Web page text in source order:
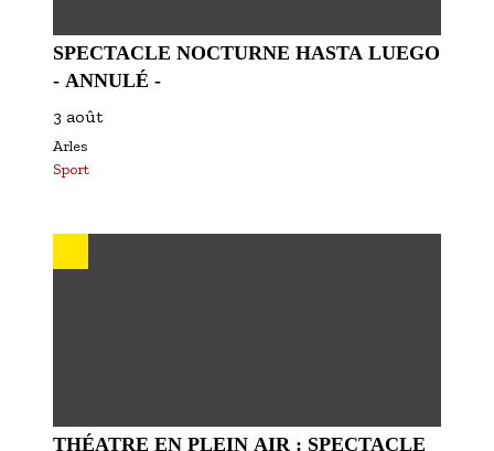
SPECTACLE NOCTURNE HASTA LUEGO
- ANNULÉ -
3 août
Arles
Sport
THÉATRE EN PLEIN AIR : SPECTACLE